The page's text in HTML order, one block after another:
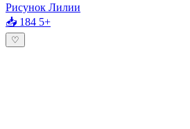
Рисунок Лилии
📥 184 5+
♡